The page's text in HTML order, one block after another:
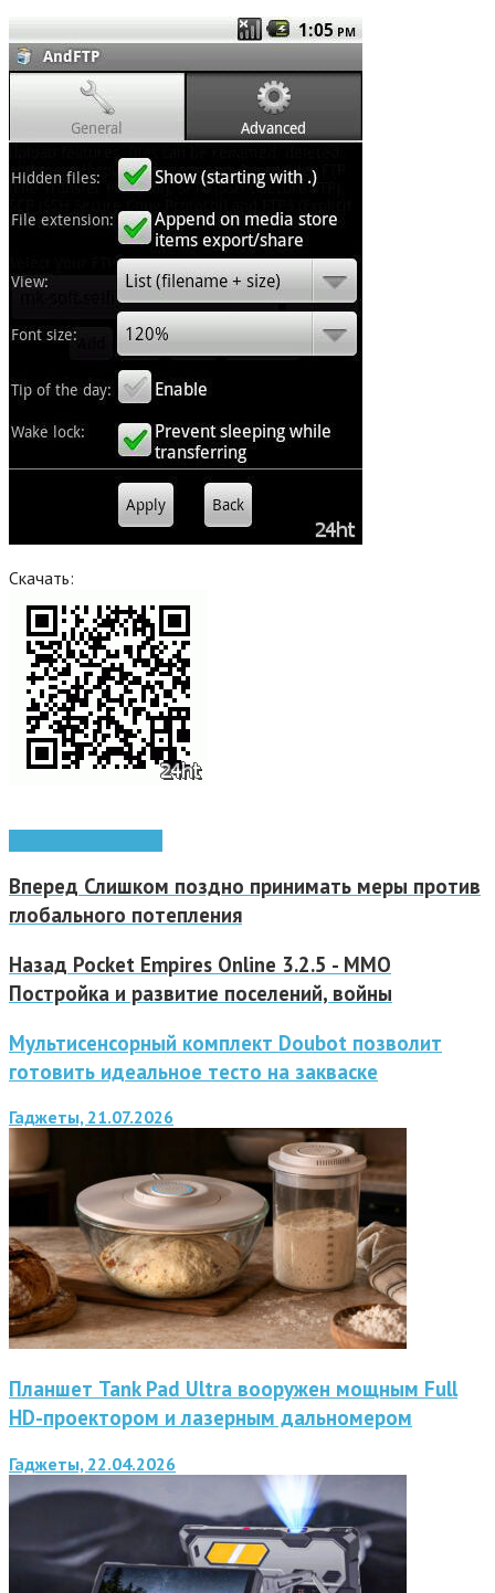
Скачать:
Вперед Слишком поздно принимать меры против
глобального потепления
Назад Pocket Empires Online 3.2.5 - ММО
Постройка и развитие поселений, войны
Мультисенсорный комплект Doubot позволит
готовить идеальное тесто на закваске
Гаджеты, 21.07.2026
Планшет Tank Pad Ultra вооружен мощным Full
HD-проектором и лазерным дальномером
Гаджеты, 22.04.2026